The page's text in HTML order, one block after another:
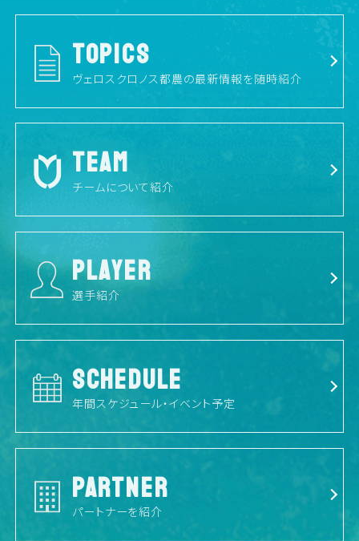
TOPICS
ヴェロスクロノス都農の最新情報を随時紹介
TEAM
チームについて紹介
PLAYER
選手紹介
SCHEDULE
年間スケジュール・イベント予定
PARTNER
パートナーを紹介